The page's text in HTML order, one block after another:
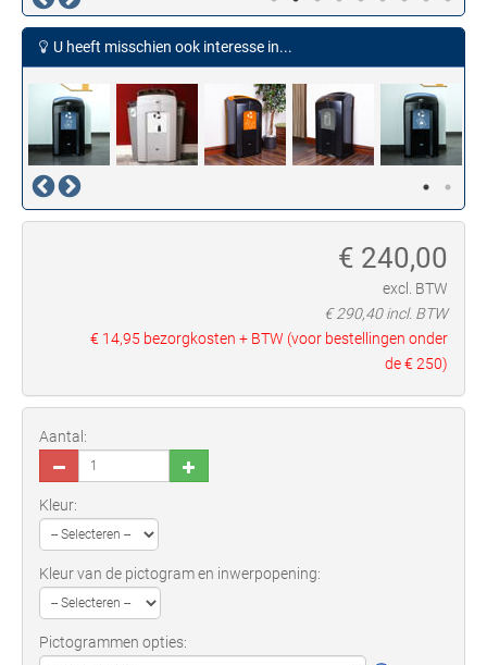
U heeft misschien ook interesse in...
€ 240,00
excl. BTW
€290,40incl. BTW
€ 14,95 bezorgkosten + BTW (voor bestellingen onder
de€ 250)
Aantal:
Kleur:
Kleur van de pictogram en inwerpopening:
Pictogrammen opties: